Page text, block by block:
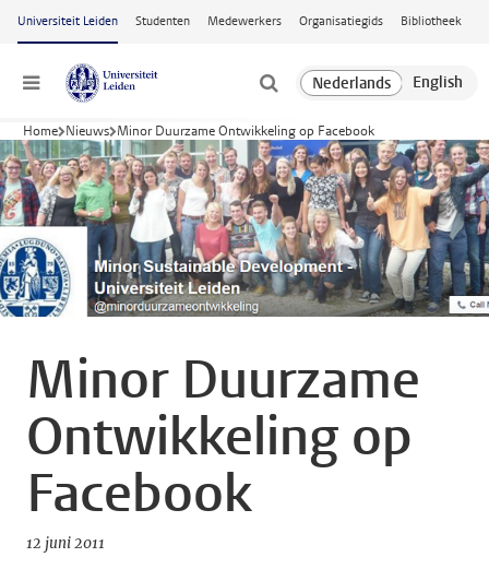
Ga naar hoofdinhoud
Universiteit Leiden Studenten Medewerkers Organisatiegids Bibliotheek
Menu
Home Nieuws Minor Duurzame Ontwikkeling op Facebook
Minor Duurzame
Ontwikkeling op
Facebook
12 juni 2011